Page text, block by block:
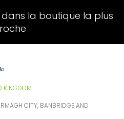
la boutique la plus
KINGDOM
CITY, BANBRIDGE AND